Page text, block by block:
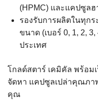
(HPMC) และแคปซูลฮ
รองรับการผลิตในทุก
ขนาด (เบอร์ 0, 1, 2,
ประเทศ
โกลด์สตาร์ เคมิคัล พร้อม
จัดหา แคปซูลเปล่าคุณภ
คุณ